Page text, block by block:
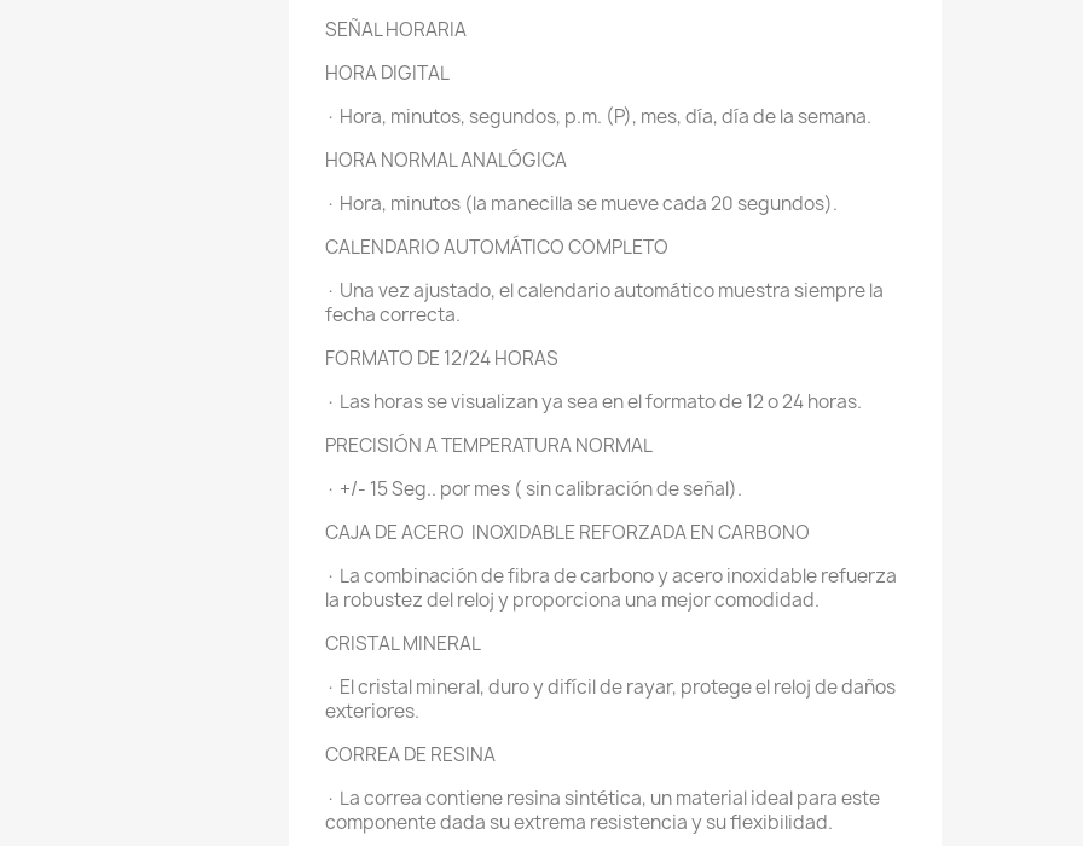
SEÑAL HORARIA
HORA DIGITAL
· Hora, minutos, segundos, p.m. (P), mes, día, día de la semana.
HORA NORMAL ANALÓGICA
· Hora, minutos (la manecilla se mueve cada 20 segundos).
CALENDARIO AUTOMÁTICO COMPLETO
· Una vez ajustado, el calendario automático muestra siempre la
fecha correcta.
FORMATO DE 12/24 HORAS
· Las horas se visualizan ya sea en el formato de 12 o 24 horas.
PRECISIÓN A TEMPERATURA NORMAL
· +/- 15 Seg.. por mes ( sin calibración de señal).
CAJA DE ACERO INOXIDABLE REFORZADA EN CARBONO
· La combinación de fibra de carbono y acero inoxidable refuerza
la robustez del reloj y proporciona una mejor comodidad.
CRISTAL MINERAL
· El cristal mineral, duro y difícil de rayar, protege el reloj de daños
exteriores.
CORREA DE RESINA
· La correa contiene resina sintética, un material ideal para este
componente dada su extrema resistencia y su flexibilidad.